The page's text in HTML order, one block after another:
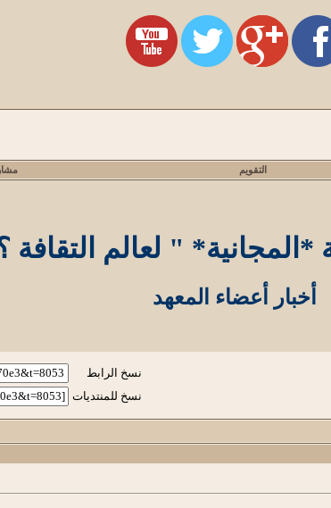
التقويم
" لعالم
أخبار أعضاء المعهد
نسخ الرابط
نسخ للمنتديات